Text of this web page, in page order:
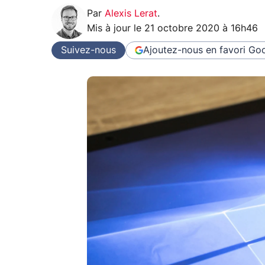
Par Alexis Lerat.
Mis à jour le 21 octobre 2020 à 16h46
Suivez-nous Ajoutez-nous en favori